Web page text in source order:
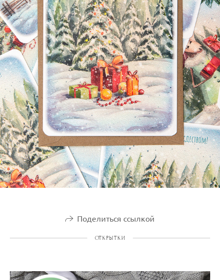
Поделиться ссылкой
ОТКРЫТКИ